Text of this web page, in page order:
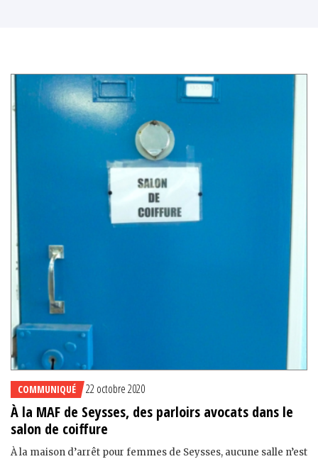
COMMUNIQUÉ 22 octobre 2020
À la MAF de Seysses, des parloirs avocats dans le
salon de coiffure
À la maison d’arrêt pour femmes de Seysses, aucune salle n’est